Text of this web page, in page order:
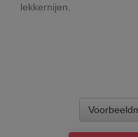
lekkernijen.